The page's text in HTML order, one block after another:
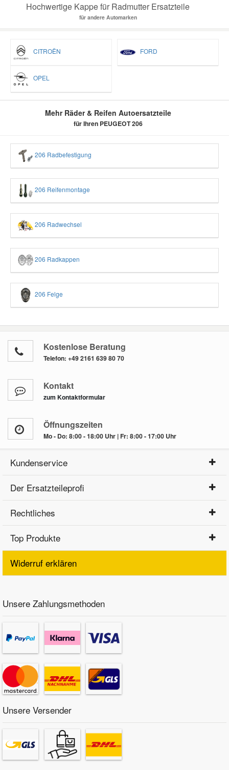
Hochwertige Kappe für Radmutter Ersatzteile
für andere Automarken
CITROËN FORD
OPEL
Mehr Räder & Reifen Autoersatzteile
für Ihren PEUGEOT 206
206 Radbefestigung
206 Reifenmontage
206 Radwechsel
206 Radkappen
206 Felge
Kostenlose Beratung
Telefon: +49 2161 639 80 70
Kontakt
zum Kontaktformular
Öffnungszeiten
Mo - Do: 8:00 - 18:00 Uhr | Fr: 8:00 - 17:00 Uhr
Kundenservice
Der Ersatzteileprofi
Rechtliches
Top Produkte
Widerruf erklären
Unsere Zahlungsmethoden
Unsere Versender